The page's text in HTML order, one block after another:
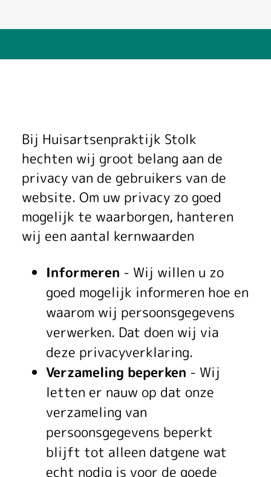
P
r
i
v
a
c
n
Bij Huisartsenpraktijk Stolk
hechten wij groot belang aan de
privacy van de gebruikers van de
website. Om uw privacy zo goed
mogelijk te waarborgen, hanteren
wij een aantal kernwaarden
Informeren - Wij willen u zo
goed mogelijk informeren hoe en
waarom wij persoonsgegevens
verwerken. Dat doen wij via
deze privacyverklaring.
Verzameling beperken - Wij
letten er nauw op dat onze
verzameling van
persoonsgegevens beperkt
blijft tot alleen datgene wat
echt nodig is voor de goede